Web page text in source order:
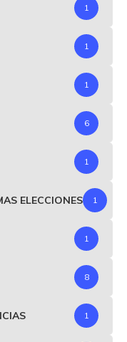
1
1
1
6
1
ELECCIONES 1
1
8
1